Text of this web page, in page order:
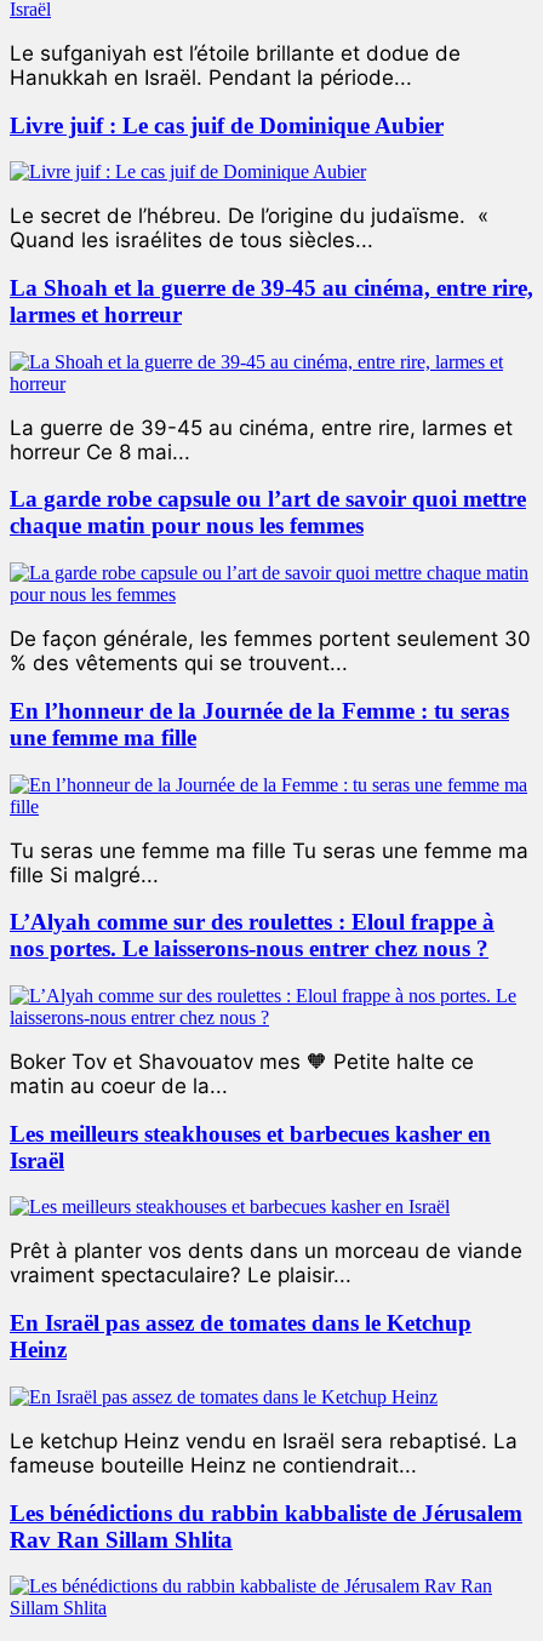
Le sufganiyah est l’étoile brillante et dodue de
Hanukkah en Israël. Pendant la période...
Livre juif : Le cas juif de Dominique Aubier
Le secret de l’hébreu. De l’origine du judaïsme. «
Quand les israélites de tous siècles...
La Shoah et la guerre de 39-45 au cinéma, entre rire,
larmes et horreur
La guerre de 39-45 au cinéma, entre rire, larmes et
horreur Ce 8 mai...
La garde robe capsule ou l’art de savoir quoi mettre
chaque matin pour nous les femmes
De façon générale, les femmes portent seulement 30
% des vêtements qui se trouvent...
En l’honneur de la Journée de la Femme : tu seras
une femme ma fille
Tu seras une femme ma fille Tu seras une femme ma
fille Si malgré...
L’Alyah comme sur des roulettes : Eloul frappe à
nos portes. Le laisserons-nous entrer chez nous ?
Boker Tov et Shavouatov mes 🧡 Petite halte ce
matin au coeur de la...
Les meilleurs steakhouses et barbecues kasher en
Israël
Prêt à planter vos dents dans un morceau de viande
vraiment spectaculaire? Le plaisir...
En Israël pas assez de tomates dans le Ketchup
Heinz
Le ketchup Heinz vendu en Israël sera rebaptisé. La
fameuse bouteille Heinz ne contiendrait...
Les bénédictions du rabbin kabbaliste de Jérusalem
Rav Ran Sillam Shlita